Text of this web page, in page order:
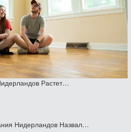
Растет…
Нидерландов Назвал…